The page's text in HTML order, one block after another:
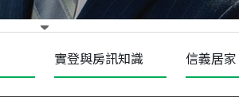
實登與房訊知識 信義居家